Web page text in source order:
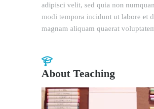
adipisci velit, sed quia non
modi tempora incidunt ut labore et
magnam aliquam quaerat
About Teaching